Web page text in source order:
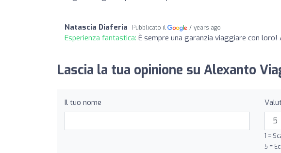
Natascia Diaferia Pubblicato il 7 years ago
Esperienza fantastica: È sempre una garanzia viaggiare con loro!
Lascia la tua opinione su Alexanto
Il tuo nome
1 =
5 =